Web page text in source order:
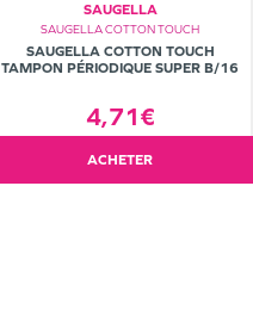
SAUGELLA
SAUGELLA COTTON TOUCH
SAUGELLA COTTON TOUCH
TAMPON PÉRIODIQUE SUPER B/16
4,71€
ACHETER